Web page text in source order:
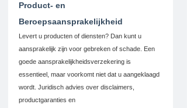
Product- en
Beroepsaansprakelijkheid
Levert u producten of diensten? Dan kunt u
aansprakelijk zijn voor gebreken of schade. Een
goede aansprakelijkheidsverzekering is
essentieel, maar voorkomt niet dat u aangeklaagd
wordt. Juridisch advies over disclaimers,
productgaranties en